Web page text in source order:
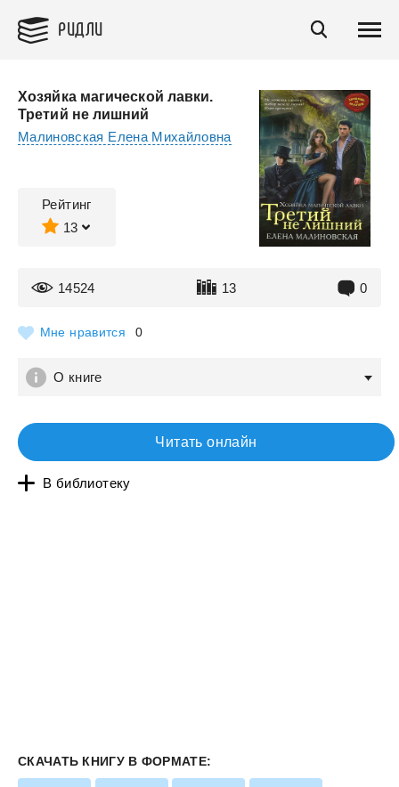
РИДЛИ
Хозяйка магической лавки.
Третий не лишний
Малиновская Елена Михайловна
Рейтинг
13
14524 13 0
Мне нравится 0
О книге
Читать онлайн
В библиотеку
СКАЧАТЬ КНИГУ В ФОРМАТЕ: